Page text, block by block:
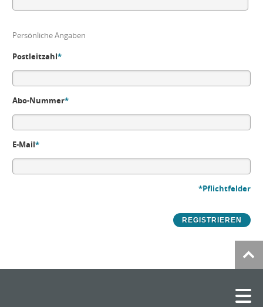
Persönliche Angaben
Postleitzahl*
Abo-Nummer*
E-Mail*
*Pflichtfelder